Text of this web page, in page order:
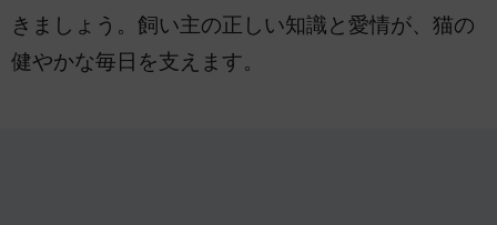
きましょう。飼い主の正しい知識と愛情が、猫の
健やかな毎日を支えます。